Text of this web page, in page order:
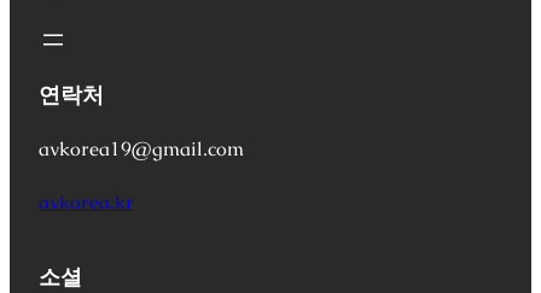
연락처
avkorea19@gmail.com
avkorea.kr
소셜